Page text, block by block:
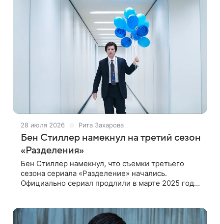
28 июля 2026 Рита Захарова
Бен Стиллер намекнул на третий сезон
«Разделения»
Бен Стиллер намекнул, что съемки третьего
сезона сериала «Разделение» начались.
Официально сериал продлили в марте 2025 года